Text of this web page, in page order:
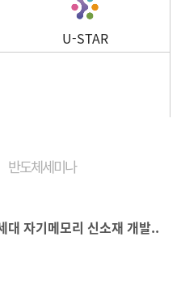
U-STAR
반도체세미나
대 자기메모리 신소재 개발..